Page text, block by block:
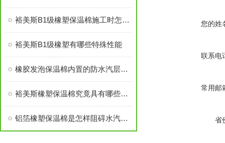
裕美斯B1级橡塑保温棉施工时怎样选配及体积计算方法
裕美斯B1级橡塑有哪些特殊性能
橡胶发泡保温棉内置的防水汽层结构说明
裕美斯橡塑保温棉究竟具有哪些优势，你知道吗？
铝箔橡塑保温棉是怎样阻碍水汽渗入的？
您的姓
联系电
常用邮
省